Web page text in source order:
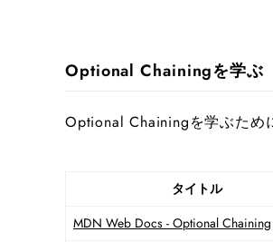
Optional Chainingを学ぶ
Optional Chainingを学ぶため
タイトル
MDN Web Docs - Optional Chaining